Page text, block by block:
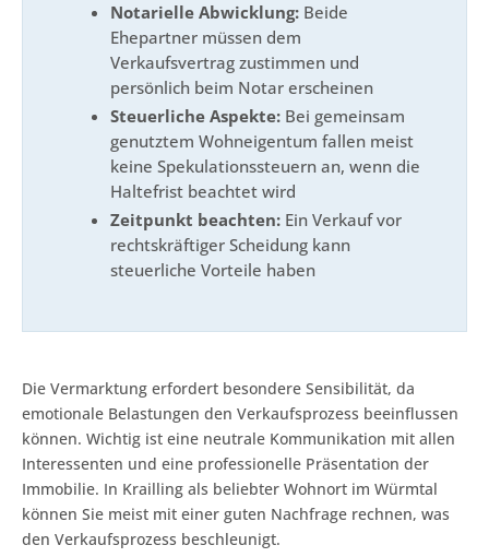
Notarielle Abwicklung: Beide
Ehepartner müssen dem
Verkaufsvertrag zustimmen und
persönlich beim Notar erscheinen
Steuerliche Aspekte: Bei gemeinsam
genutztem Wohneigentum fallen meist
keine Spekulationssteuern an, wenn die
Haltefrist beachtet wird
Zeitpunkt beachten: Ein Verkauf vor
rechtskräftiger Scheidung kann
steuerliche Vorteile haben
Die Vermarktung erfordert besondere Sensibilität, da
emotionale Belastungen den Verkaufsprozess beeinflussen
können. Wichtig ist eine neutrale Kommunikation mit allen
Interessenten und eine professionelle Präsentation der
Immobilie. In Krailling als beliebter Wohnort im Würmtal
können Sie meist mit einer guten Nachfrage rechnen, was
den Verkaufsprozess beschleunigt.